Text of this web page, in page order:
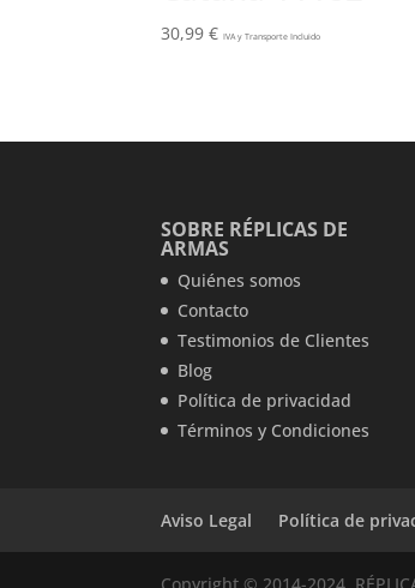
30,99€ IVA y Transporte Incluido
SOBRE RÉPLICAS DE
ARMAS
Quiénes somos
Contacto
Testimonios de Clientes
Blog
Política de privacidad
Términos y Condiciones
Aviso Legal Política de